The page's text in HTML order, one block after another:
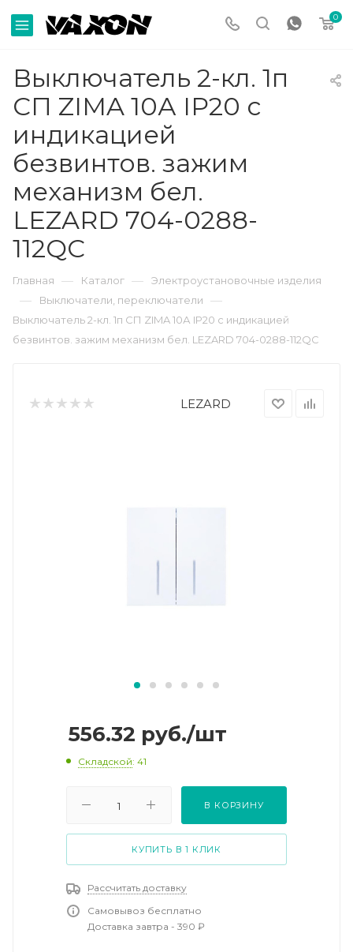
0
Выключатель 2-кл. 1п
СП ZIMA 10А IP20 с
индикацией
безвинтов. зажим
механизм бел.
LEZARD 704-0288-
112QC
Главная — Каталог — Электроустановочные изделия
— Выключатели, переключатели —
Выключатель 2-кл. 1п СП ZIMA 10А IP20 с индикацией
безвинтов. зажим механизм бел. LEZARD 704-0288-112QC
LEZARD
556.32 руб./шт
Складской: 41
В КОРЗИНУ
КУПИТЬ В 1 КЛИК
Рассчитать доставку
Самовывоз бесплатно
Доставка завтра - 390 ₽